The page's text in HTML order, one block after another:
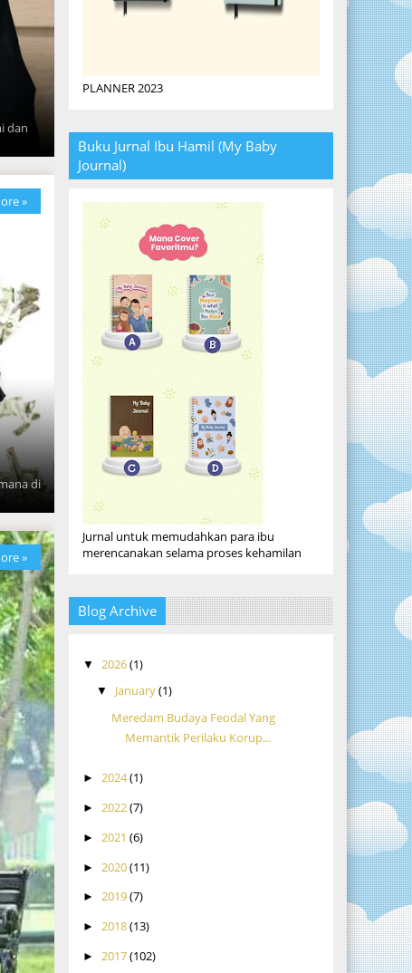
dan
di
»
»
PLANNER 2023
Buku Jurnal Ibu Hamil (My Baby
Journal)
Jurnal untuk memudahkan para ibu
merencanakan selama proses kehamilan
Blog Archive
▼ 2026(1)
▼ January(1)
Meredam Budaya Feodal Yang
Memantik Perilaku Korup...
► 2024(1)
► 2022(7)
► 2021 (6)
► 2020(11)
► 2019(7)
► 2018(13)
► 2017(102)